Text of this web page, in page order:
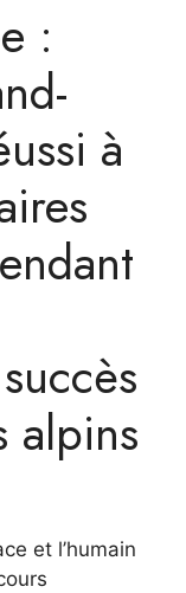
:
à
alpins
et l’humain